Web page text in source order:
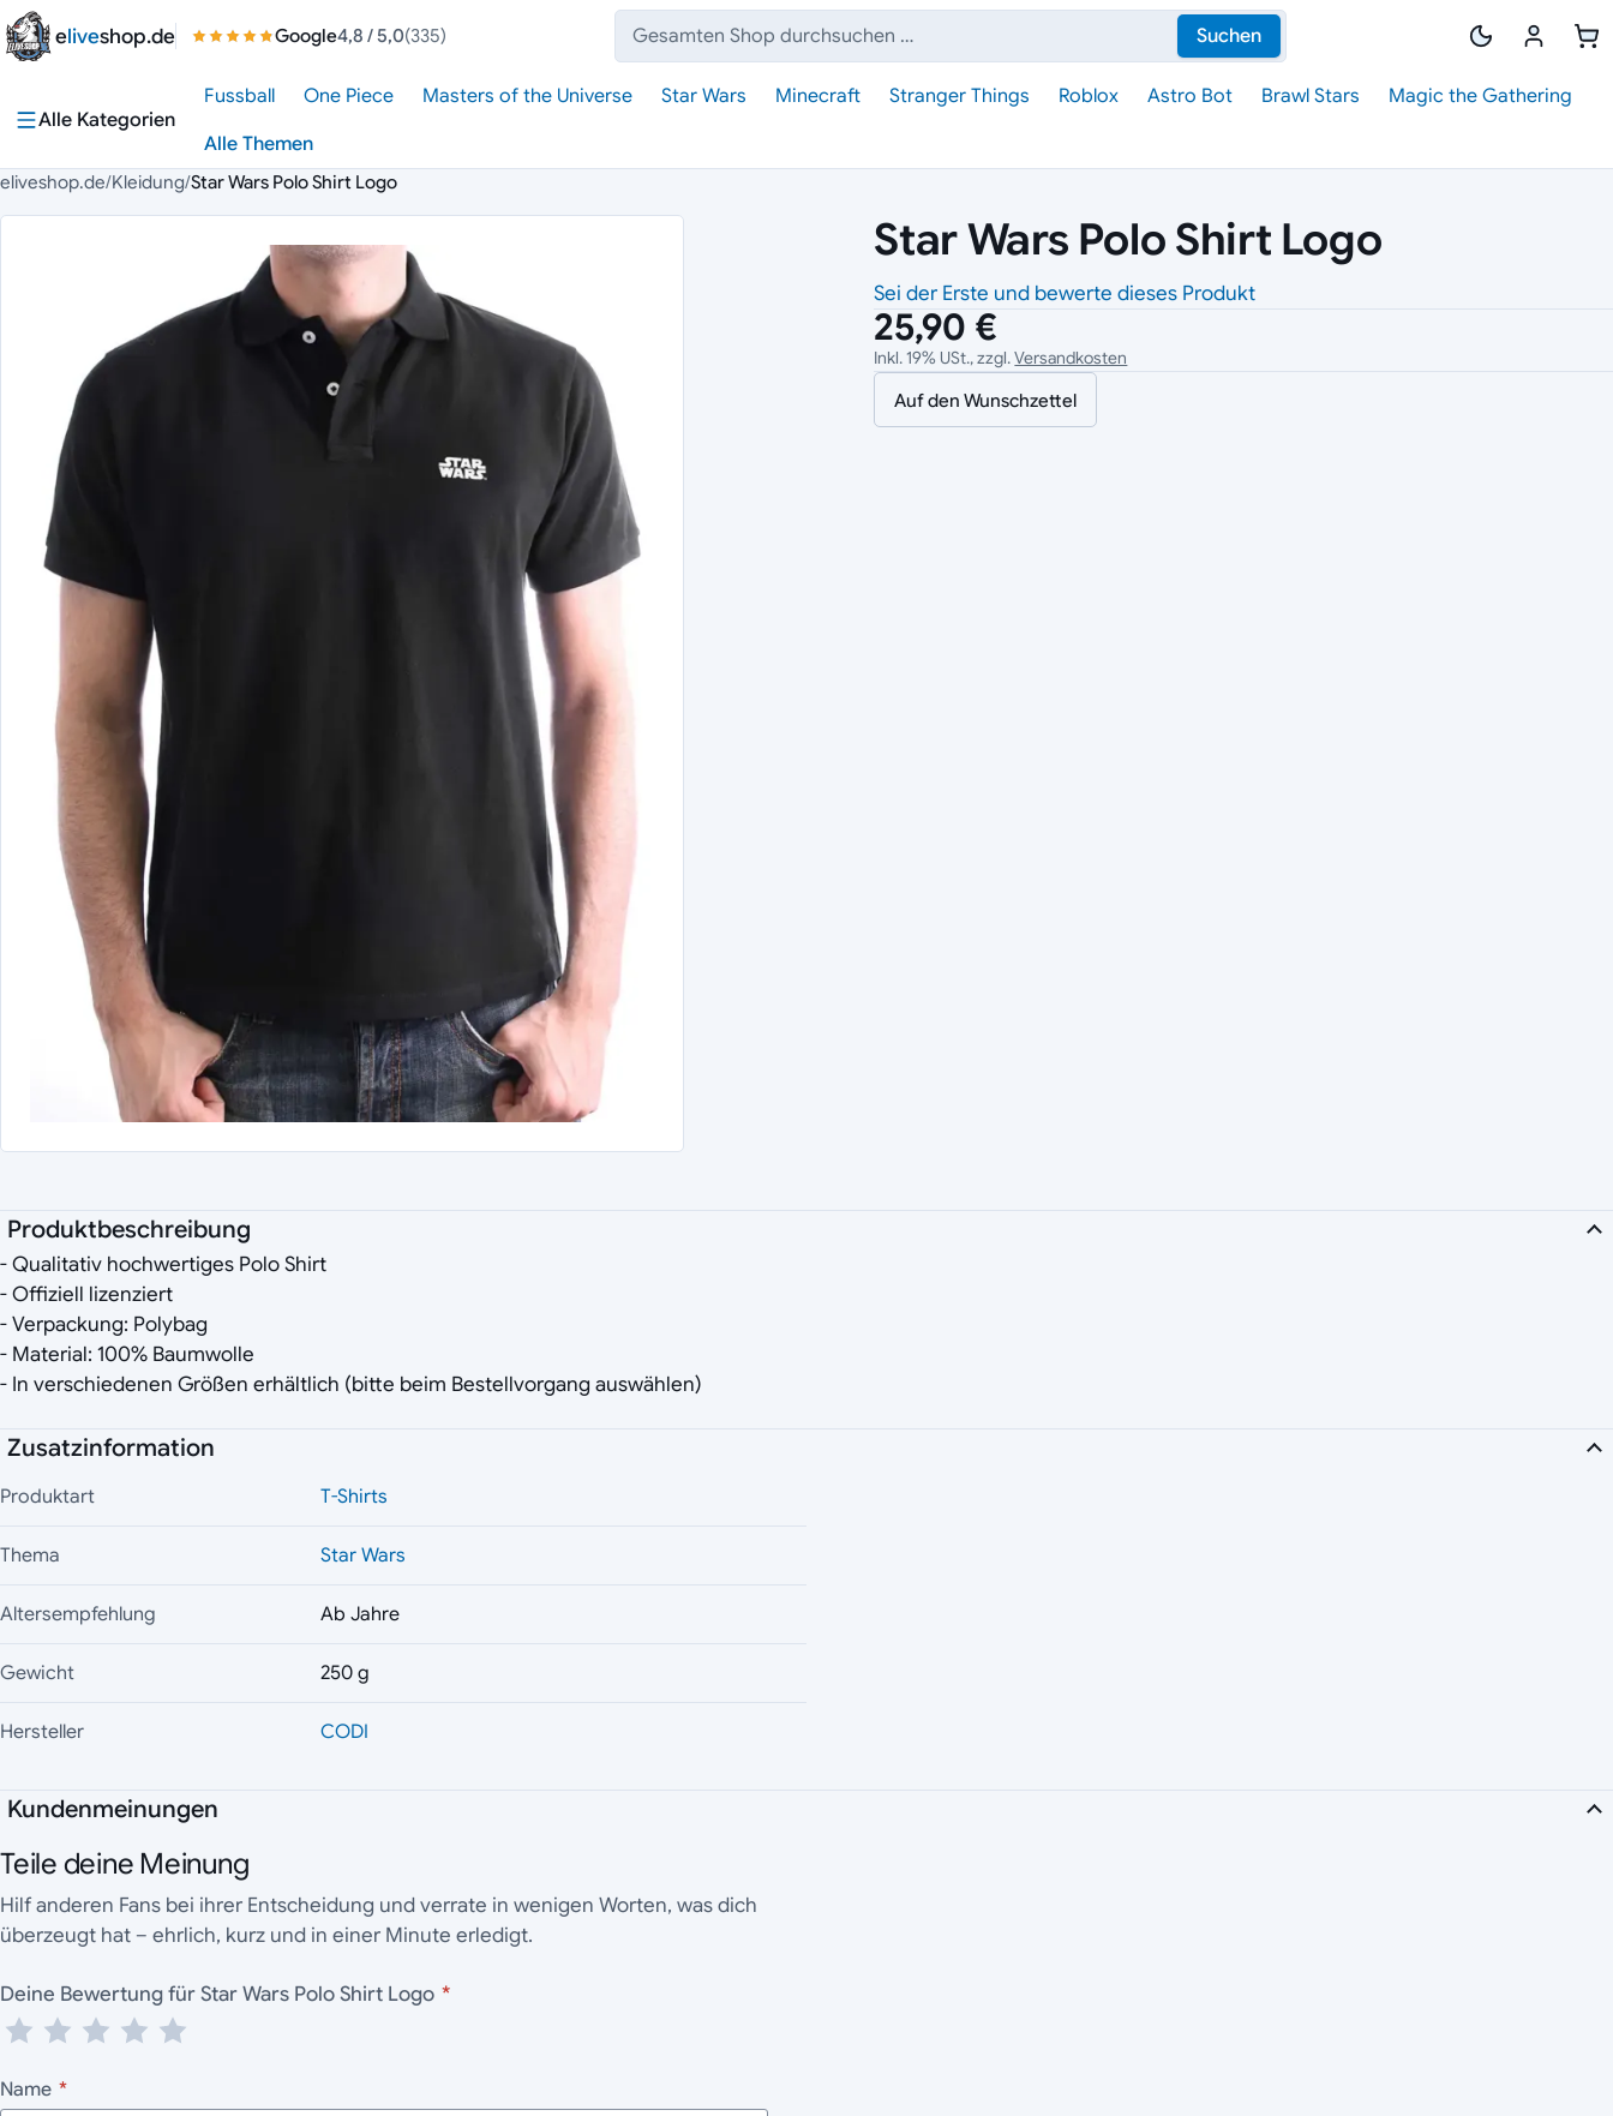
Zum Inhalt springen
eliveshop.de Google4,8 / 5,0(335)
Suche:
Suchen
Alle Kategorien
Fussball One Piece Masters of the Universe Star Wars Minecraft Stranger Things Roblox Astro Bot Brawl Stars
Magic the Gathering
Alle Themen
eliveshop.de/Kleidung/Star Wars Polo Shirt Logo
Star Wars Polo Shirt Logo
Sei der Erste und bewerte dieses Produkt
25,90 €
Inkl. 19% USt., zzgl.Versandkosten
Auf den Wunschzettel
Produktbeschreibung
- Qualitativ hochwertiges Polo Shirt
- Offiziell lizenziert
- Verpackung: Polybag
- Material: 100% Baumwolle
- In verschiedenen Größen erhältlich (bitte beim Bestellvorgang auswählen)
Zusatzinformation
Produktart T-Shirts
Thema Star Wars
Altersempfehlung Ab Jahre
Gewicht 250 g
Hersteller CODI
Kundenmeinungen
Teile deine Meinung
Hilf anderen Fans bei ihrer Entscheidung und verrate in wenigen Worten, was dich
überzeugt hat – ehrlich, kurz und in einer Minute erledigt.
Deine Bewertung für Star Wars Polo Shirt Logo *
Name *